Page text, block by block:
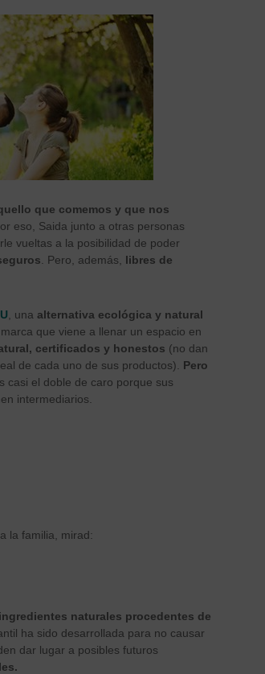
que comemos y que nos
eso, Saida junto a otras personas
vueltas a la posibilidad de poder
. Pero, además, libres de
, una alternativa ecológica y natural
marca que viene a llenar un espacio en
certificados y honestos (no dan
de cada uno de sus productos). Pero
casi el doble de caro porque sus
intermediarios.
la familia, mirad:
naturales procedentes de
ha sido desarrollada para no causar
dar lugar a posibles futuros